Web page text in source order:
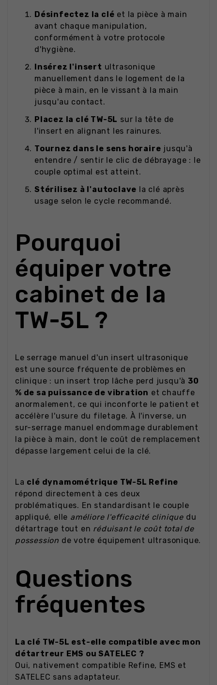
Désinfectez la clé et la pièce à main
avant chaque manipulation,
conformément à votre protocole
d'hygiène.
Insérez l'insert ultrasonique
manuellement dans le logement de la
pièce à main, en le vissant à la main
jusqu'au contact.
Placez la clé TW-5L sur la tête de
l'insert en alignant les rainures.
Tournez dans le sens horaire jusqu'à
entendre / sentir le clic de débrayage : le
couple optimal est atteint.
Stérilisez à l'autoclave la clé après
usage selon le cycle recommandé.
Pourquoi
équiper votre
cabinet de la
TW-5L ?
Le serrage manuel d'un insert ultrasonique
est une source fréquente de problèmes en
clinique : un insert trop lâche perd jusqu'à 30
% de sa puissance de vibration et chauffe
anormalement, ce qui inconforte le patient et
accélère l'usure du filetage. À l'inverse, un
sur-serrage manuel endommage durablement
la pièce à main, dont le coût de remplacement
dépasse largement celui de la clé.
La clé dynamométrique TW-5L Refine
répond directement à ces deux
problématiques. En standardisant le couple
appliqué, elle améliore l'efficacité clinique du
détartrage tout en réduisant le coût total de
possession de votre équipement ultrasonique.
Questions
fréquentes
La clé TW-5L est-elle compatible avec mon
détartreur EMS ou SATELEC ?
Oui, nativement compatible Refine, EMS et
SATELEC sans adaptateur.